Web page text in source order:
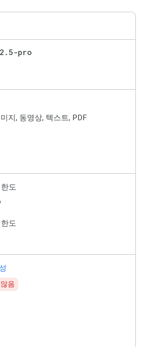
.5-pro
지, 동영상, 텍스트, PDF
도
도
음